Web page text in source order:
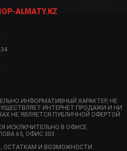
ALMATY.KZ
ИНФОРМАТИВНЫЙ ХАРАКТЕР, НЕ
ИНТЕРНЕТ ПРОДАЖИ И НИ
НЕ ЯВЛЯЕТСЯ ПУБЛИЧНОЙ ОФЕРТОЙ.
ИСКЛЮЧИТЕЛЬНО В ОФИСЕ
65, ОФИС 303.
ОСТАТКАМ И ВОЗМОЖНОСТИ